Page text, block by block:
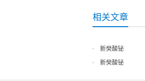
相关文章
新癸酸铋
新癸酸铋